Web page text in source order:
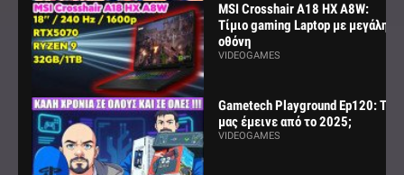
MSI Crosshair A18 HX A8W:
Τίμιο gaming Laptop με μεγάλη
οθόνη
VIDEOGAMES
Gametech Playground Ep120: Τι
μας έμεινε από το 2025;
VIDEOGAMES